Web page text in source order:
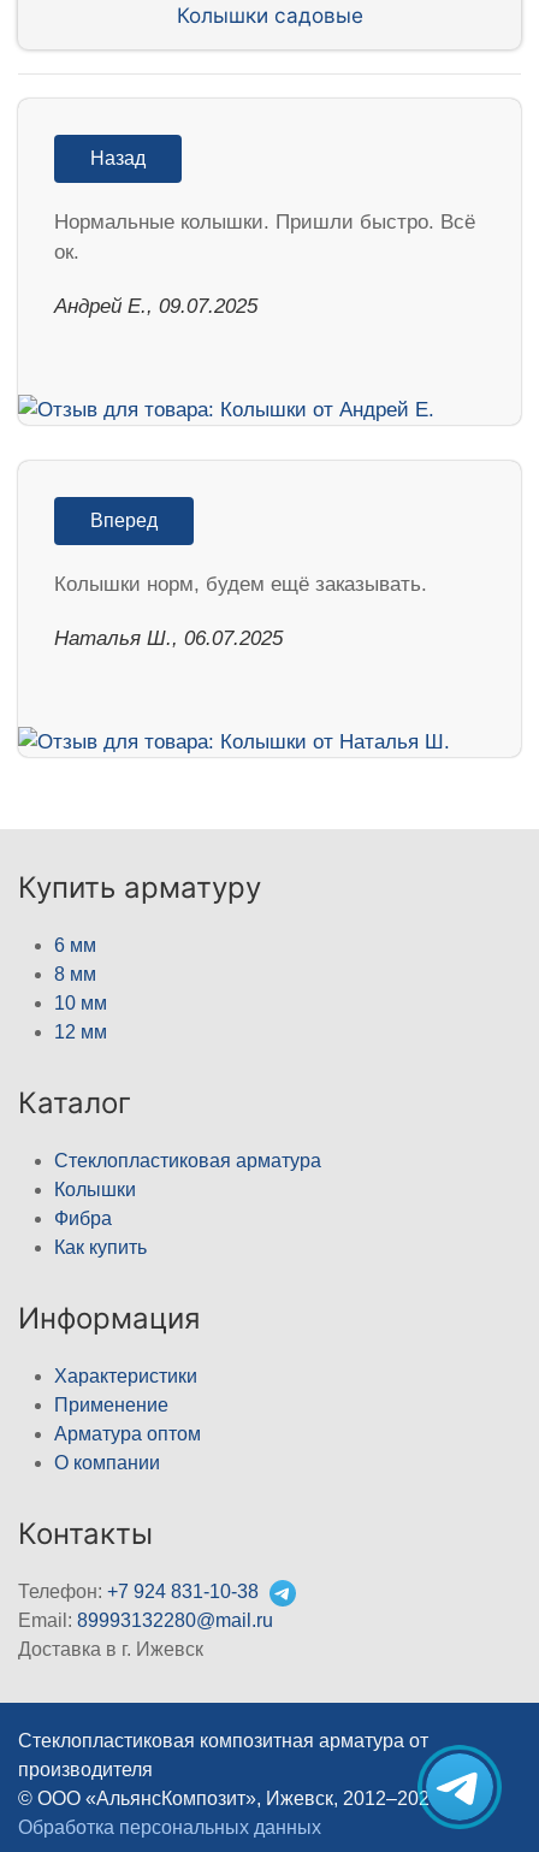
Колышки садовые
Назад
Нормальные колышки. Пришли быстро. Всё
ок.
Андрей Е., 09.07.2025
Вперед
Колышки норм, будем ещё заказывать.
Наталья Ш., 06.07.2025
Купить арматуру
6 мм
8 мм
10 мм
12 мм
Каталог
Стеклопластиковая арматура
Колышки
Фибра
Как купить
Информация
Характеристики
Применение
Арматура оптом
О компании
Контакты
Телефон: +7 924 831-10-38
Email: 89993132280@mail.ru
Доставка в г. Ижевск
Стеклопластиковая композитная арматура от
производителя
© ООО «АльянсКомпозит», Ижевск, 2012–2026 |
Обработка персональных данных